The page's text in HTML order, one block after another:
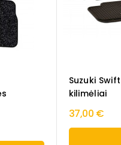
Suzuki
kilimėliai
37,00 €